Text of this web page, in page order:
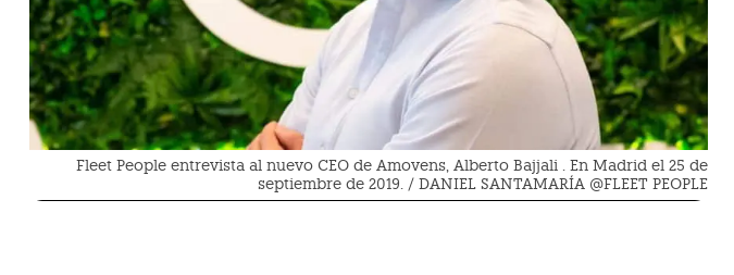
Fleet People entrevista al nuevo CEO de Amovens, Alberto Bajjali . En Madrid el 25 de
septiembre de 2019. / DANIEL SANTAMARÍA @FLEET PEOPLE